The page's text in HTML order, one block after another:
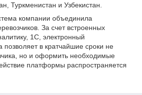
Туркменистан и Узбекистан.
компании объединила
За счет встроенных
1С, электронный
позволяет в кратчайшие сроки не
но и оформить необходимые
платформы распространяется